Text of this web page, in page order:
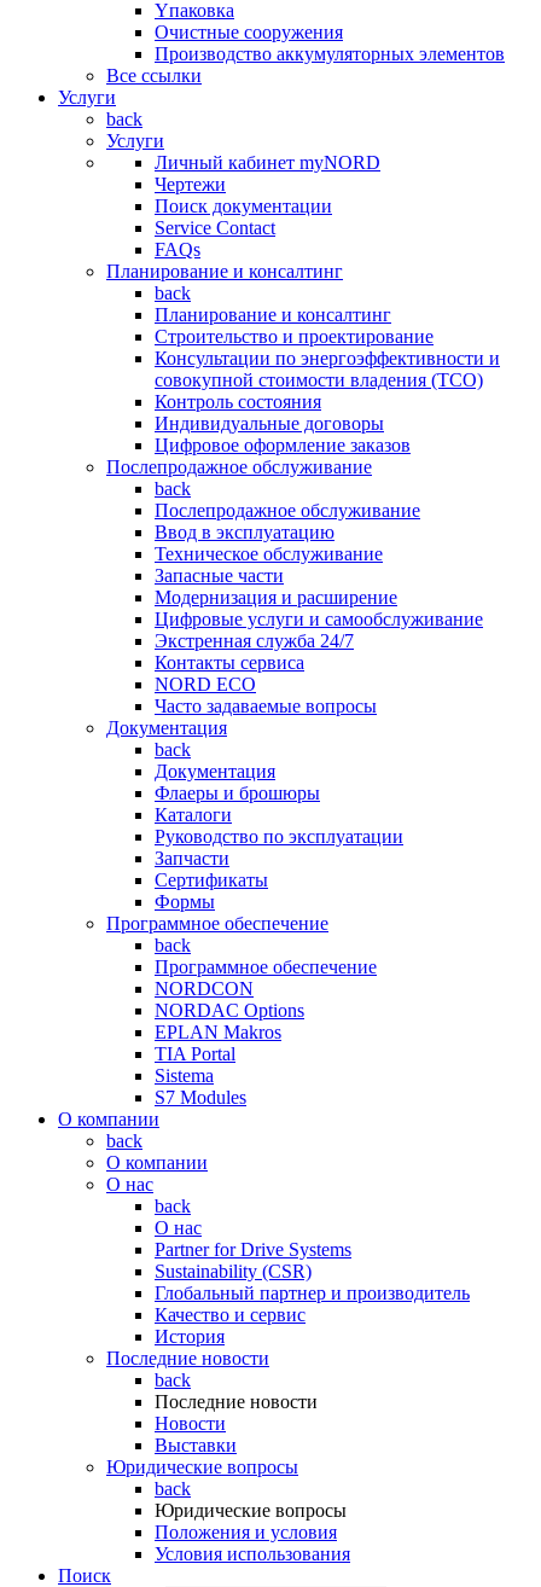
Yпаковка
Очистные сооружения
Производство аккумуляторных элементов
Все ссылки
Услуги
back
Услуги
Личный кабинет myNORD
Чертежи
Поиск документации
Service Contact
FAQs
Планирование и консалтинг
back
Планирование и консалтинг
Строительство и проектирование
Консультации по энергоэффективности и
совокупной стоимости владения (TCO)
Контроль состояния
Индивидуальные договоры
Цифровое оформление заказов
Послепродажное обслуживание
back
Послепродажное обслуживание
Ввод в эксплуатацию
Техническое обслуживание
Запасные части
Модернизация и расширение
Цифровые услуги и самообслуживание
Экстренная служба 24/7
Контакты сервиса
NORD ECO
Часто задаваемые вопросы
Документация
back
Документация
Флаеры и брошюры
Каталоги
Руководство по эксплуатации
Запчасти
Сертификаты
Формы
Программное обеспечение
back
Программное обеспечение
NORDCON
NORDAC Options
EPLAN Makros
TIA Portal
Sistema
S7 Modules
О компании
back
О компании
О нас
back
О нас
Partner for Drive Systems
Sustainability (CSR)
Глобальный партнер и производитель
Качество и сервис
История
Последние новости
back
Последние новости
Новости
Выставки
Юридические вопросы
back
Юридические вопросы
Положения и условия
Условия использования
Поиск